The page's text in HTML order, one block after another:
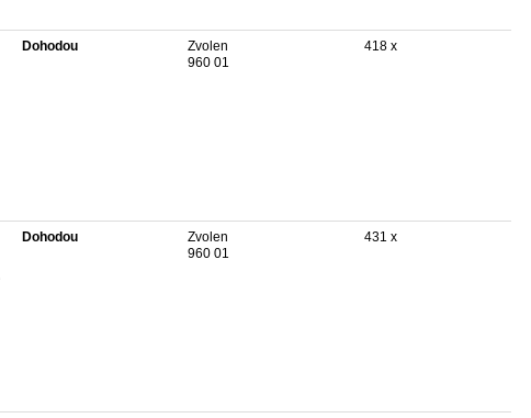
Dohodou
Zvolen
960 01
418 x
Dohodou
Zvolen
960 01
431 x